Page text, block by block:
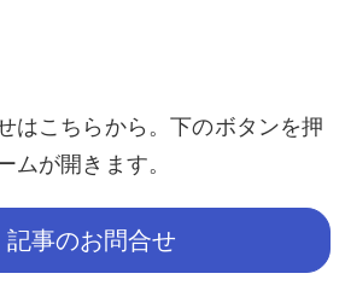
はこちらから。下のボタンを押
ムが開きます。
記事のお問合せ